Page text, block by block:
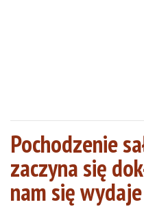
Pochodzenie
zaczyna się
nam się wydaje